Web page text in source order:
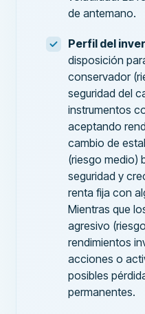
de antemano.
Perfil del
disposición
conservador
seguridad del
instrumentos
aceptando
cambio de
(riesgo medio)
seguridad y
renta fija con
Mientras que
agresivo
rendimientos
acciones o
posibles
permanentes.